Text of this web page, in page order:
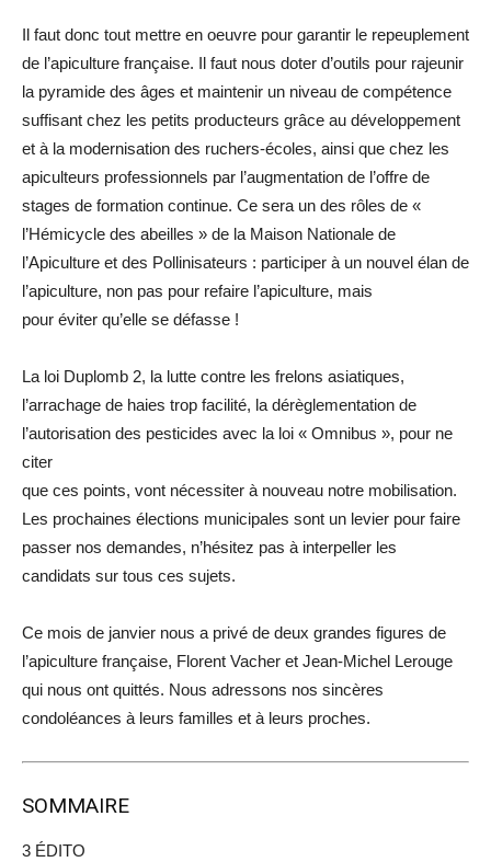
Il faut donc tout mettre en oeuvre pour garantir le repeuplement
de l’apiculture française. Il faut nous doter d’outils pour rajeunir
la pyramide des âges et maintenir un niveau de compétence
suffisant chez les petits producteurs grâce au développement
et à la modernisation des ruchers-écoles, ainsi que chez les
apiculteurs professionnels par l’augmentation de l’offre de
stages de formation continue. Ce sera un des rôles de «
l’Hémicycle des abeilles » de la Maison Nationale de
l’Apiculture et des Pollinisateurs : participer à un nouvel élan de
l’apiculture, non pas pour refaire l’apiculture, mais
pour éviter qu’elle se défasse !
La loi Duplomb 2, la lutte contre les frelons asiatiques,
l’arrachage de haies trop facilité, la dérèglementation de
l’autorisation des pesticides avec la loi « Omnibus », pour ne
citer
que ces points, vont nécessiter à nouveau notre mobilisation.
Les prochaines élections municipales sont un levier pour faire
passer nos demandes, n’hésitez pas à interpeller les
candidats sur tous ces sujets.
Ce mois de janvier nous a privé de deux grandes figures de
l’apiculture française, Florent Vacher et Jean-Michel Lerouge
qui nous ont quittés. Nous adressons nos sincères
condoléances à leurs familles et à leurs proches.
SOMMAIRE
3 ÉDITO